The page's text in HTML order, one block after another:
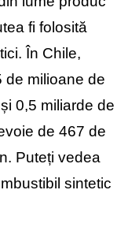
fi folosită
În Chile,
de milioane de
0,5 miliarde de
de 467 de
Puteți vedea
sintetic